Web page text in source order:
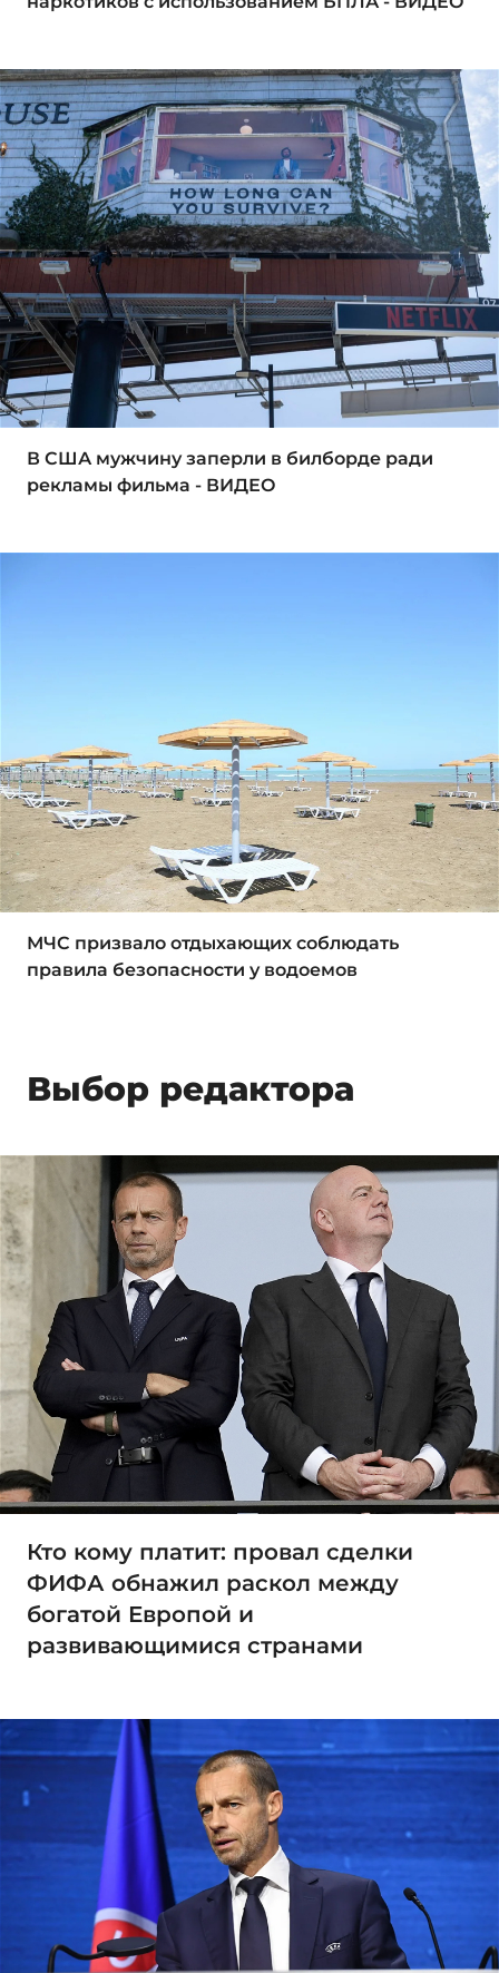
В США мужчину заперли в билборде ради
рекламы фильма - ВИДЕО
МЧС призвало отдыхающих соблюдать
правила безопасности у водоемов
Выбор редактора
Кто кому платит: провал сделки
ФИФА обнажил раскол между
богатой Европой и
развивающимися странами